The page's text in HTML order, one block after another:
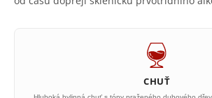
CHUŤ